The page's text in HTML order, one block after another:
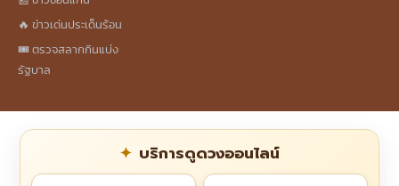
🔥 ข่าวเด่นประเด็นร้อน
🎟️ ตรวจสลากกินแบ่ง
รัฐบาล
บริการดูดวงออนไลน์